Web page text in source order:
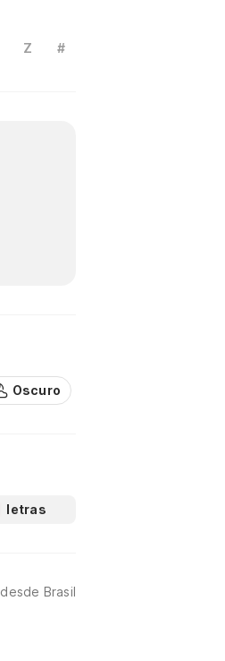
Z #
Oscuro
letras
desde Brasil